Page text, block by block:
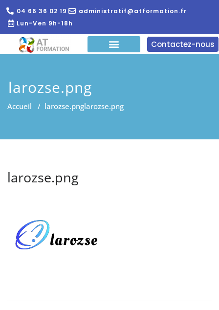
04 66 36 02 19
administratif@atformation.fr
Lun-Ven 9h-18h
Contactez-nous
larozse.png
Accueil / larozse.pnglarozse.png
larozse.png